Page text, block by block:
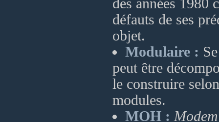
des années
défauts de ses
objet.
Modulaire :
peut être
le construire
modules.
MOH :